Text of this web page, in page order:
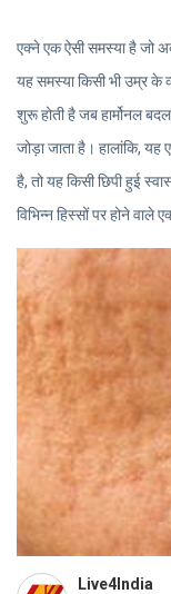
एक्ने एक ऐसी समस्या है जो
यह समस्या किसी भी उम्र के
शुरू होती है जब हार्मोनल
जोड़ा जाता है। हालांकि, यह
है, तो यह किसी छिपी हुई
विभिन्न हिस्सों पर होने
Live4India